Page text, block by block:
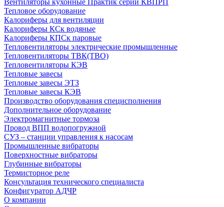
Вентиляторы кухонные Практик серии КВПРП
Тепловое оборудование
Калориферы для вентиляции
Калориферы КСк водяные
Калориферы КПСк паровые
Тепловентиляторы электрические промышленные
Тепловентиляторы ТВК(ТВО)
Тепловентиляторы КЭВ
Тепловые завесы
Тепловые завесы ЭТЗ
Тепловые завесы КЭВ
Производство оборудования специсполнения
Дополнительное оборудование
Электромагнитные тормоза
Провод ВПП водопогружной
СУЗ – станции управления к насосам
Промышленные вибраторы
Поверхностные вибраторы
Глубинные вибраторы
Термисторное реле
Консультация технического специалиста
Конфигуратор АДЧР
О компании